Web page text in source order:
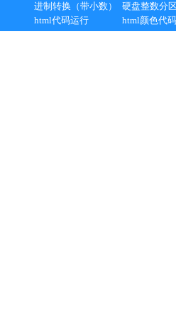
进制转换（带小数）
html代码运行
硬盘整数分
html颜色代码